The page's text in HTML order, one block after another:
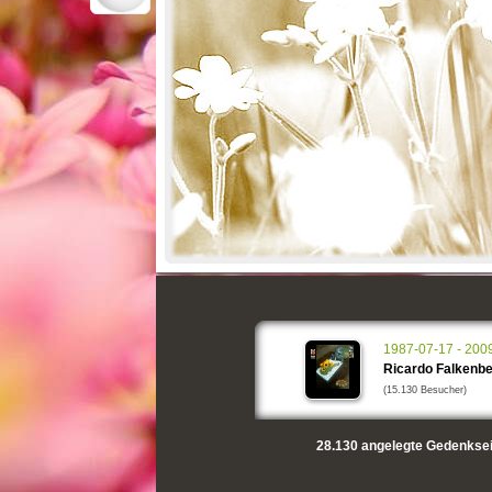
1987-07-17 -
Ricardo
(15.130 Besucher)
28.130angelegte